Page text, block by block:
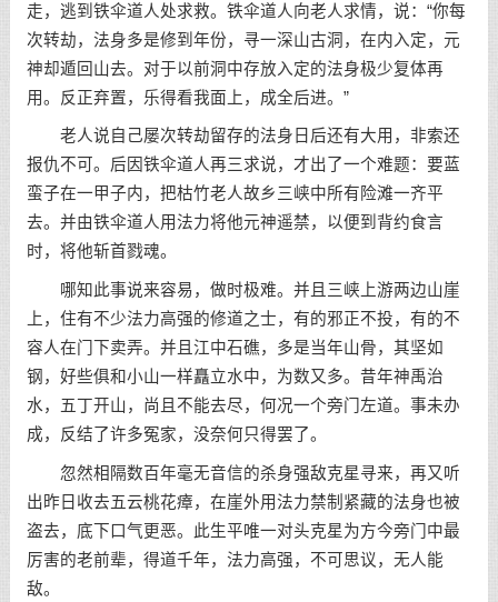
走，逃到铁伞道人处求救。铁伞道人向老人求情，说：“你每
次转劫，法身多是修到年份，寻一深山古洞，在内入定，元
神却遁回山去。对于以前洞中存放入定的法身极少复体再
用。反正弃置，乐得看我面上，成全后进。”
老人说自己屡次转劫留存的法身日后还有大用，非索还
报仇不可。后因铁伞道人再三求说，才出了一个难题：要蓝
蛮子在一甲子内，把枯竹老人故乡三峡中所有险滩一齐平
去。并由铁伞道人用法力将他元神遥禁，以便到背约食言
时，将他斩首戮魂。
哪知此事说来容易，做时极难。并且三峡上游两边山崖
上，住有不少法力高强的修道之士，有的邪正不投，有的不
容人在门下卖弄。并且江中石礁，多是当年山骨，其坚如
钢，好些俱和小山一样矗立水中，为数又多。昔年神禹治
水，五丁开山，尚且不能去尽，何况一个旁门左道。事未办
成，反结了许多冤家，没奈何只得罢了。
忽然相隔数百年毫无音信的杀身强敌克星寻来，再又听
出昨日收去五云桃花瘴，在崖外用法力禁制紧藏的法身也被
盗去，底下口气更恶。此生平唯一对头克星为方今旁门中最
厉害的老前辈，得道千年，法力高强，不可思议，无人能
敌。